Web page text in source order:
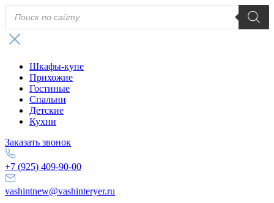
товаров
Шкафы-купе
Прихожие
Гостиные
Спальни
Детские
Кухни
Заказать звонок
+7 (925) 409-90-00
vashintnew@vashinteryer.ru